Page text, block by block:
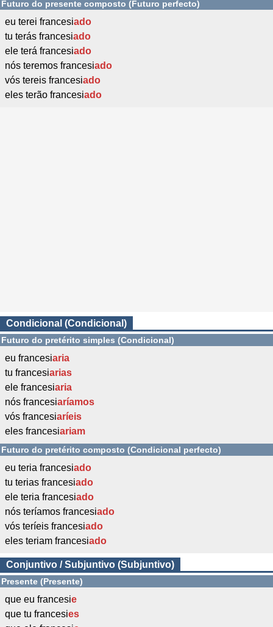
Futuro do presente composto (Futuro perfecto)
eu terei francesiado
tu terás francesiado
ele terá francesiado
nós teremos francesiado
vós tereis francesiado
eles terão francesiado
Condicional (Condicional)
Futuro do pretérito simples (Condicional)
eu francesiaria
tu francesiarias
ele francesiaria
nós francesiaríamos
vós francesiaríeis
eles francesiariam
Futuro do pretérito composto (Condicional perfecto)
eu teria francesiado
tu terias francesiado
ele teria francesiado
nós teríamos francesiado
vós teríeis francesiado
eles teriam francesiado
Conjuntivo / Subjuntivo (Subjuntivo)
Presente (Presente)
que eu francesie
que tu francesies